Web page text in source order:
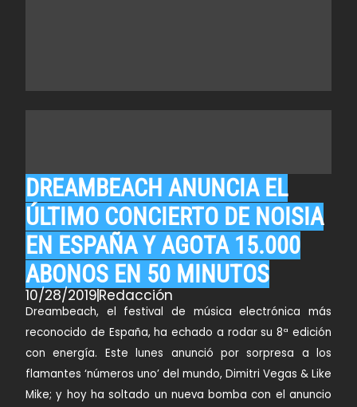
DREAMBEACH ANUNCIA EL
ÚLTIMO CONCIERTO DE NOISIA
EN ESPAÑA Y AGOTA 15.000
ABONOS EN 50 MINUTOS
10/28/2019Redacción
Dreambeach, el festival de música electrónica más
reconocido de España, ha echado a rodar su 8ª edición
con energía. Este lunes anunció por sorpresa a los
flamantes ‘números uno’ del mundo, Dimitri Vegas & Like
Mike; y hoy ha soltado un nueva bomba con el anuncio